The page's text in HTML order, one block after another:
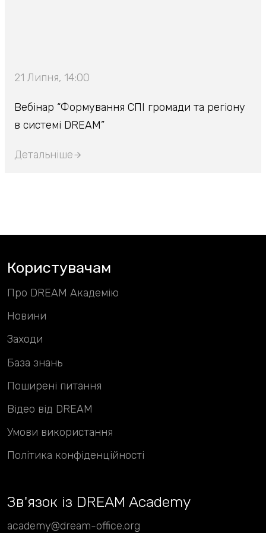
21 Липня, 14:00
Вебінар “Формування СПІ громади та регіону
в системі DREAM”
Детальніше
Користувачам
Про DREAM Академію
Новини
Умови використання
Політика конфіденційності
Заходи
База знань
Поширені питання
Відео від DREAM
academy@dream-office.org
Зв'язок із DREAM Academy